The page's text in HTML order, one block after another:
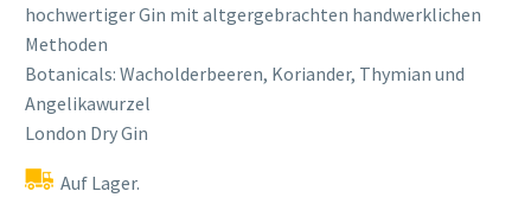
hochwertiger Gin mit altgergebrachten handwerklichen
Methoden
Botanicals: Wacholderbeeren, Koriander, Thymian und
Angelikawurzel
London Dry Gin
Auf Lager.